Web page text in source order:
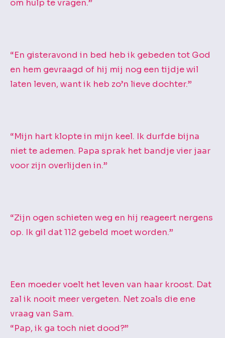
om hulp te vragen.”
“En gisteravond in bed heb ik gebeden tot God
en hem gevraagd of hij mij nog een tijdje wil
laten leven, want ik heb zo’n lieve dochter.”
“Mijn hart klopte in mijn keel. Ik durfde bijna
niet te ademen. Papa sprak het bandje vier jaar
voor zijn overlijden in.”
“Zijn ogen schieten weg en hij reageert nergens
op. Ik gil dat 112 gebeld moet worden.”
Een moeder voelt het leven van haar kroost. Dat
zal ik nooit meer vergeten. Net zoals die ene
vraag van Sam.
“Pap, ik ga toch niet dood?”